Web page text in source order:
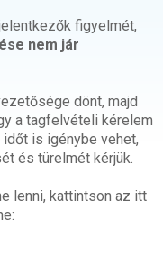
figyelmét,
nem jár
dönt, majd
a tagfelvételi kérelem
is igénybe vehet,
és türelmét kérjük.
lenni, kattintson az itt